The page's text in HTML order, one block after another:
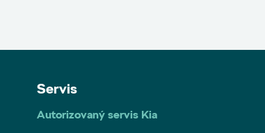
Servis
Autorizovaný servis Kia